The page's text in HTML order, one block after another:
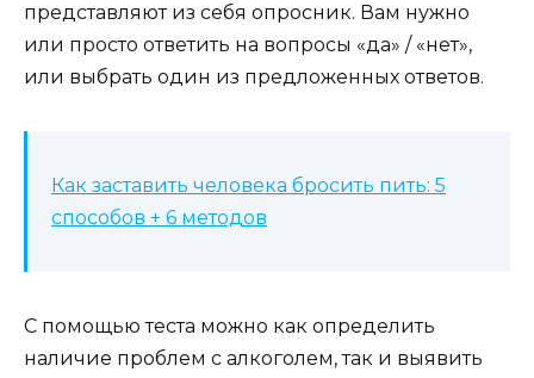
представляют из себя опросник. Вам нужно
или просто ответить на вопросы «да» / «нет»,
или выбрать один из предложенных ответов.
Как заставить человека бросить пить: 5
способов + 6 методов
С помощью теста можно как определить
наличие проблем с алкоголем, так и выявить